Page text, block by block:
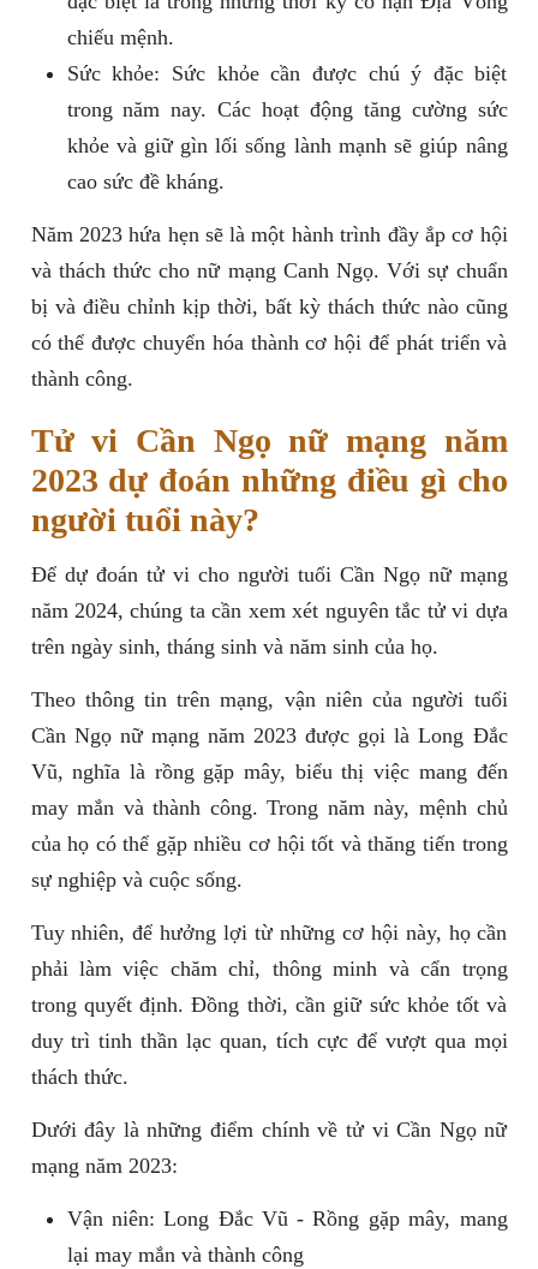
chiếu mệnh.
Sức khỏe: Sức khỏe cần được chú ý đặc biệt
trong năm nay. Các hoạt động tăng cường sức
khỏe và giữ gìn lối sống lành mạnh sẽ giúp nâng
cao sức đề kháng.
Năm 2023 hứa hẹn sẽ là một hành trình đầy ắp cơ hội
và thách thức cho nữ mạng Canh Ngọ. Với sự chuẩn
bị và điều chỉnh kịp thời, bất kỳ thách thức nào cũng
có thể được chuyển hóa thành cơ hội để phát triển và
thành công.
Tử vi Cần Ngọ nữ mạng năm
2023 dự đoán những điều gì cho
người tuổi này?
Để dự đoán tử vi cho người tuổi Cần Ngọ nữ mạng
năm 2024, chúng ta cần xem xét nguyên tắc tử vi dựa
trên ngày sinh, tháng sinh và năm sinh của họ.
Theo thông tin trên mạng, vận niên của người tuổi
Cần Ngọ nữ mạng năm 2023 được gọi là Long Đắc
Vũ, nghĩa là rồng gặp mây, biểu thị việc mang đến
may mắn và thành công. Trong năm này, mệnh chủ
của họ có thể gặp nhiều cơ hội tốt và thăng tiến trong
sự nghiệp và cuộc sống.
Tuy nhiên, để hưởng lợi từ những cơ hội này, họ cần
phải làm việc chăm chỉ, thông minh và cẩn trọng
trong quyết định. Đồng thời, cần giữ sức khỏe tốt và
duy trì tinh thần lạc quan, tích cực để vượt qua mọi
thách thức.
Dưới đây là những điểm chính về tử vi Cần Ngọ nữ
mạng năm 2023:
Vận niên: Long Đắc Vũ - Rồng gặp mây, mang
lại may mắn và thành công